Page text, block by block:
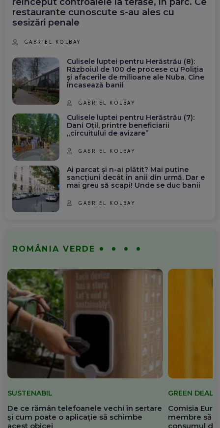
reînceput controalele la terase, în parc. Ce
restaurante cunoscute s-au ales cu
sesizări penale
GABRIEL KOLBAY
Culisele luptei pentru Herăstrău (8):
Războiul de 100 de procese cu Poliția
și afacerile de milioane ale Nuba. Cine
încasează banii
GABRIEL KOLBAY
Culisele luptei pentru Herăstrău (7):
Dani Oțil, printre beneficiarii
„circuitului de avizare”
GABRIEL KOLBAY
Ai parcat și n-ai plătit? Mai puține
sancțiuni decât în anii din urmă. Dar e
mai greu să scapi! Unde se duc banii
GABRIEL KOLBAY
ROMÂNIA VERDE
SUSTENABIL
De ce rămân telefoanele vechi în sertare
și cum poate o aplicație să schimbe
acest obicei
GREEN DEAL
Comisia
membre să
consumul de